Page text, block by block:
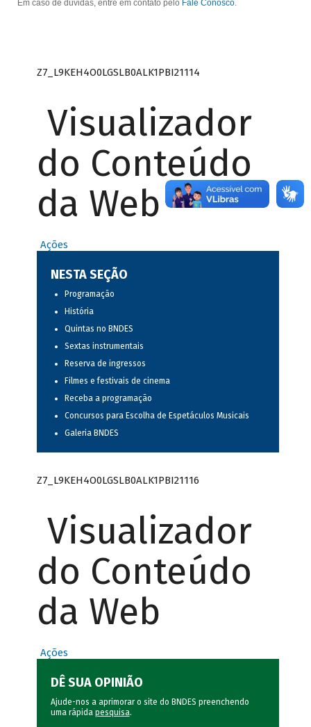
Em caso de dúvidas, entre em contato pelo Fale Conosco.
Z7_L9KEH4O0LGSLB0ALK1PBI21114
Visualizador
do Conteúdo
da Web
Ações
NESTA SEÇÃO
Programação
História
Quintas no BNDES
Sextas instrumentais
Reserva de ingressos
Filmes e festivais de cinema
Receba a programação
Concursos para Escolha de Espetáculos Musicais
Galeria BNDES
Z7_L9KEH4O0LGSLB0ALK1PBI21116
Visualizador
do Conteúdo
da Web
Ações
DÊ SUA OPINIÃO
Ajude-nos a aprimorar o site do BNDES preenchendo
uma rápida pesquisa.